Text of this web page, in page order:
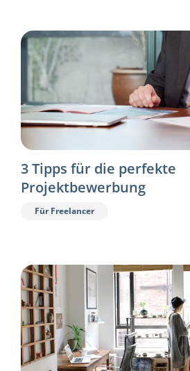
3 Tipps für die perfekte
Projektbewerbung
Für Freelancer